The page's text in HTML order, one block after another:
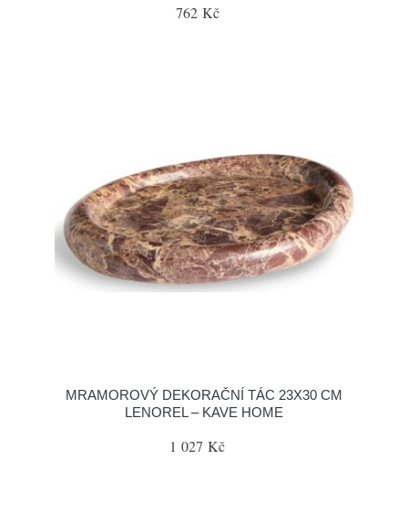
762 Kč
MRAMOROVÝ DEKORAČNÍ TÁC 23X30 CM
LENOREL – KAVE HOME
1 027 Kč